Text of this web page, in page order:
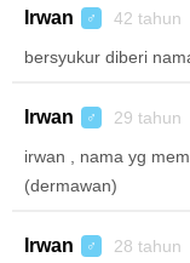
Irwan ♂ 42 tahun
bersyukur diberi
Irwan ♂ 29
irwan , nama yg
(dermawan)
Irwan ♂ 28